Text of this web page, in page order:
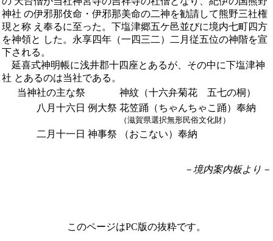
神社 の伊邪那伎命・伊邪那美命の二神を勧請して熊野三社権
現と称 え奉るに至った。下塩津郷五ケ邑並びに境内七町四方
を神領と した。永享四年（一四三二）二月従五位の神階を宣
下される。
延喜式神明帳に浅井郡十四座とあるが、その中に下塩津神
社 とあるのは当社である。
当神社の主な祭
神紋（十六弁菊花 五七の桐）
八月十六日 例大祭 花笠踊（ちゃんちゃこ踊）奉納
（滋賀県選択無形民俗文化財）
二月十一日 神事祭 （おこない）奉納
－境内案内板より－
このページはPC版の抜粋です。